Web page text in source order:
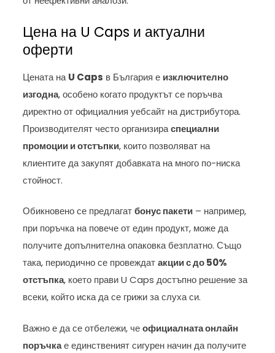
Цена на U Caps и актуални
оферти
Цената наU Caps в България е изключително
изгодна, особено когато продуктът се поръчва
директно от официалния уебсайт на дистрибутора.
Производителят често организираспециални
промоции и отстъпки, които позволяват на
клиентите да закупят добавката на много по-ниска
стойност.
Обикновено се предлагатбонус пакети – например,
при поръчка на повече от един продукт, може да
получите допълнителна опаковка безплатно. Също
така, периодично се провеждатакции с до 50%
отстъпка, което прави U Caps достъпно решение за
всеки, който иска да се грижи за слуха си.
Важно е да се отбележи, чеофициалната онлайн
поръчкае единственият сигурен начин да получите